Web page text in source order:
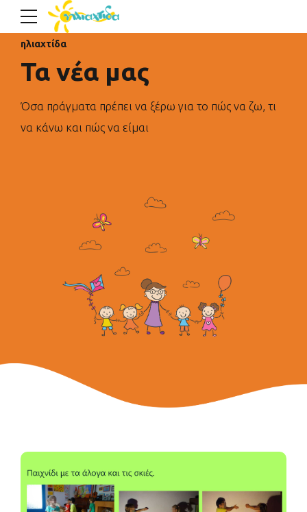
ηλιαχτίδα
Τα νέα μας
Όσα πράγματα πρέπει να ξέρω για το πώς να ζω, τι
να κάνω και πώς να είμαι